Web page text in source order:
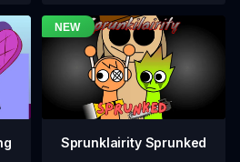
Sprunklairity Sprunked